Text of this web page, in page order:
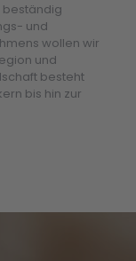
beständig
und
wollen wir
und
besteht
bis hin zur